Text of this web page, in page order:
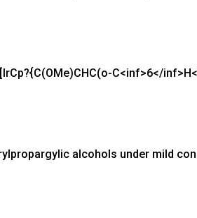
C<inf>6</
alcohols under mild